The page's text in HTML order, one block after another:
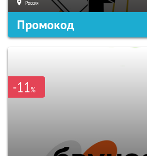
Россия
Промокод
-11%